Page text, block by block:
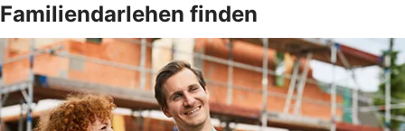
Familiendarlehen finden